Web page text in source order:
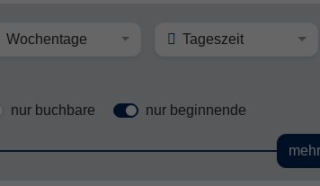
Wochentage Tageszeit
nur buchbare nur beginnende